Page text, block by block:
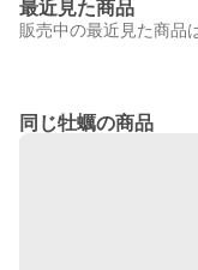
最近見た商品
販売中の最近見た商品
同じ牡蠣の商品